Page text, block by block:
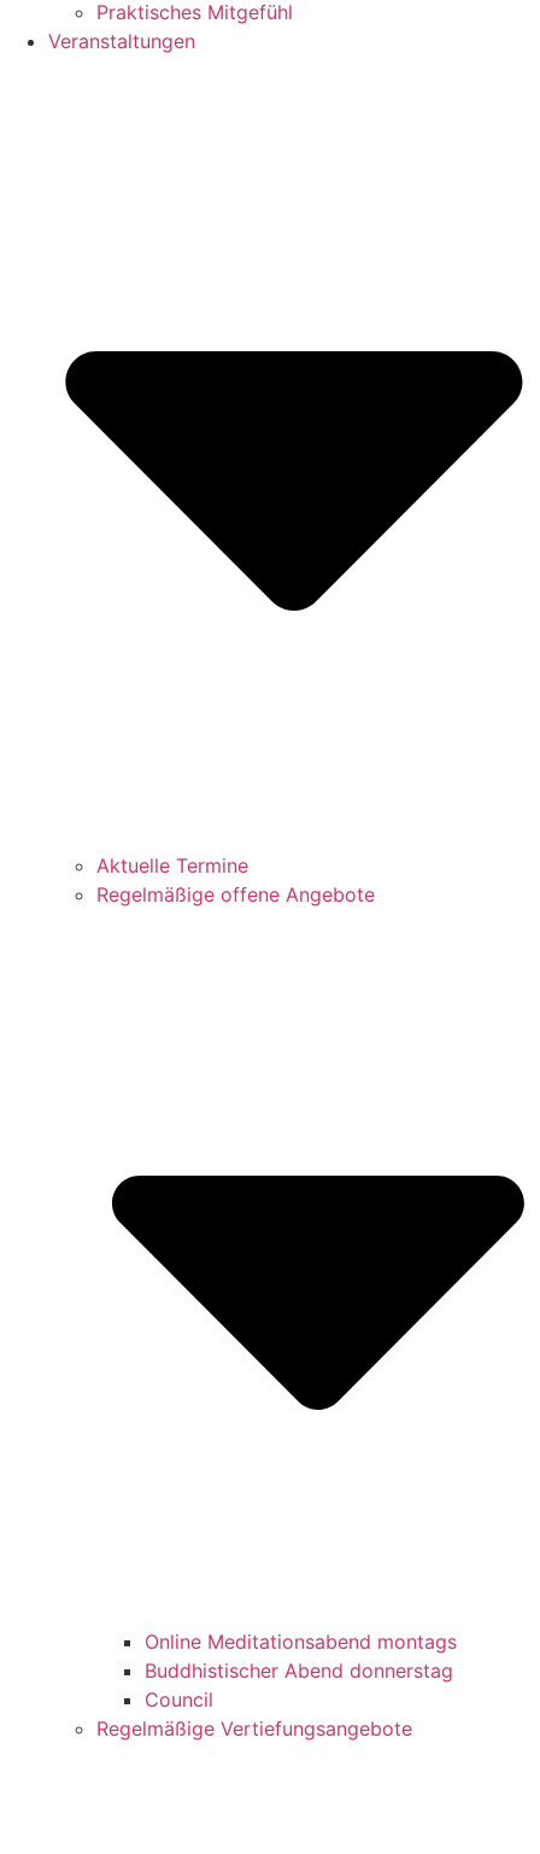
Praktisches Mitgefühl
Veranstaltungen
Aktuelle Termine
Regelmäßige offene Angebote
Online Meditationsabend montags
Buddhistischer Abend donnerstag
Council
Regelmäßige Vertiefungsangebote